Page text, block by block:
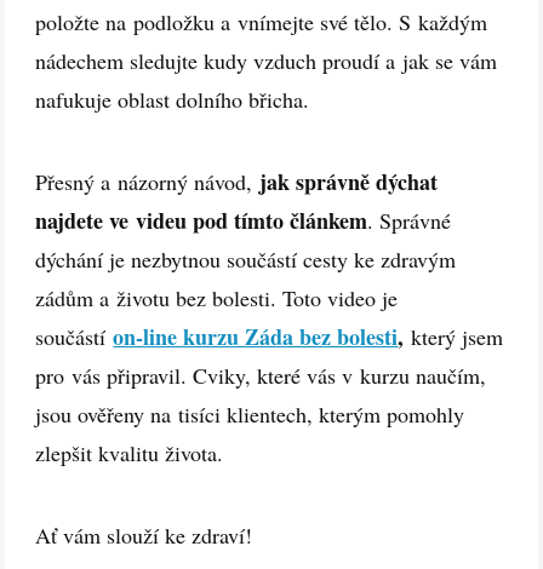
položte na podložku a vnímejte své tělo. S každým
nádechem sledujte kudy vzduch proudí a jak se vám
nafukuje oblast dolního břicha.
Přesný a názorný návod, jak správně dýchat
najdete ve videu pod tímto článkem. Správné
dýchání je nezbytnou součástí cesty ke zdravým
zádům a životu bez bolesti. Toto video je
součástíon-line kurzu Záda bez bolesti, který jsem
pro vás připravil. Cviky, které vás v kurzu naučím,
jsou ověřeny na tisíci klientech, kterým pomohly
zlepšit kvalitu života.
Ať vám slouží ke zdraví!